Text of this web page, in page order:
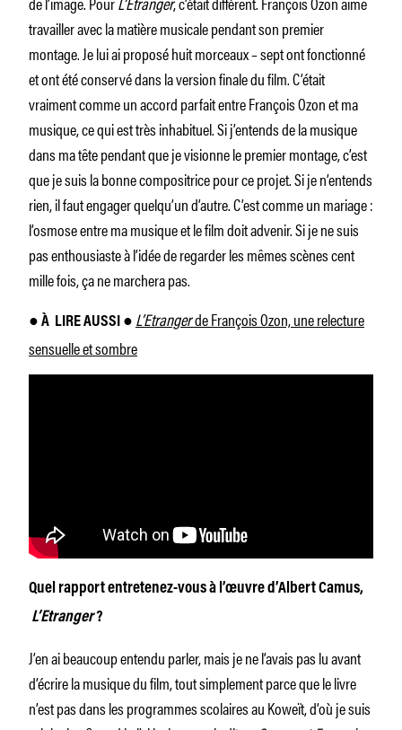
travailler avec la matière musicale pendant son premier
montage. Je lui ai proposé huit morceaux – sept ont fonctionné
et ont été conservé dans la version finale du film. C’était
vraiment comme un accord parfait entre François Ozon et ma
musique, ce qui est très inhabituel. Si j’entends de la musique
dans ma tête pendant que je visionne le premier montage, c’est
que je suis la bonne compositrice pour ce projet. Si je n’entends
rien, il faut engager quelqu’un d’autre. C’est comme un mariage :
l’osmose entre ma musique et le film doit advenir. Si je ne suis
pas enthousiaste à l’idée de regarder les mêmes scènes cent
mille fois, ça ne marchera pas.
● À LIRE AUSSI ● L’Etrangerde François Ozon, une relecture
sensuelle et sombre
Quel rapport entretenez-vous à l’œuvre d’Albert Camus,
L’Etranger?
J’en ai beaucoup entendu parler, mais je ne l’avais pas lu avant
d’écrire la musique du film, tout simplement parce que le livre
n’est pas dans les programmes scolaires au Koweït, d’où je suis